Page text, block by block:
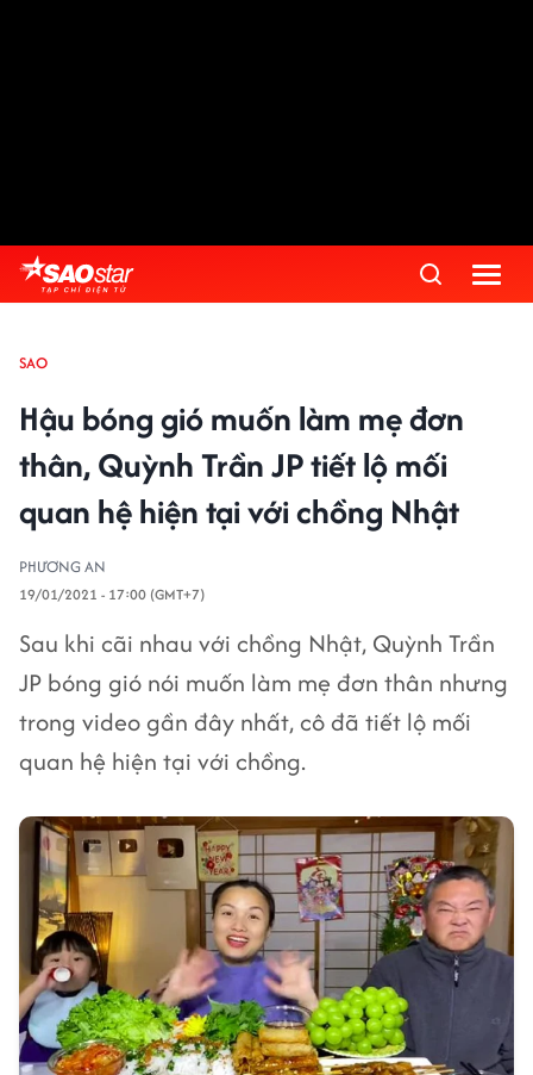
SAO
Hậu bóng gió muốn làm mẹ đơn
thân, Quỳnh Trần JP tiết lộ mối
quan hệ hiện tại với chồng Nhật
PHƯƠNG AN
19/01/2021 - 17:00 (GMT+7)
Sau khi cãi nhau với chồng Nhật, Quỳnh Trần
JP bóng gió nói muốn làm mẹ đơn thân nhưng
trong video gần đây nhất, cô đã tiết lộ mối
quan hệ hiện tại với chồng.